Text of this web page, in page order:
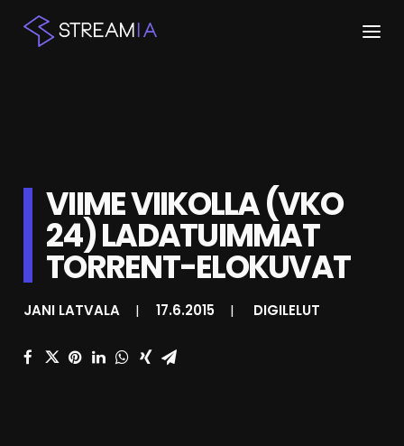
KESKUSTELU
SHOP
VIIME VIIKOLLA (VKO
24) LADATUIMMAT
TORRENT-ELOKUVAT
JANI LATVALA | 17.6.2015 | DIGILELUT